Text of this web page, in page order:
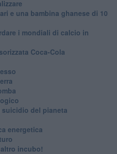
e una bambina ghanese di 10
i mondiali di calcio in
Coca-Cola
suicidio del pianeta
energetica
incubo!